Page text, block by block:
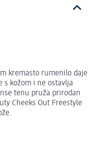
kremasto rumenilo daje
s kožom i ne ostavlja
tenu pruža prirodan
Cheeks Out Freestyle